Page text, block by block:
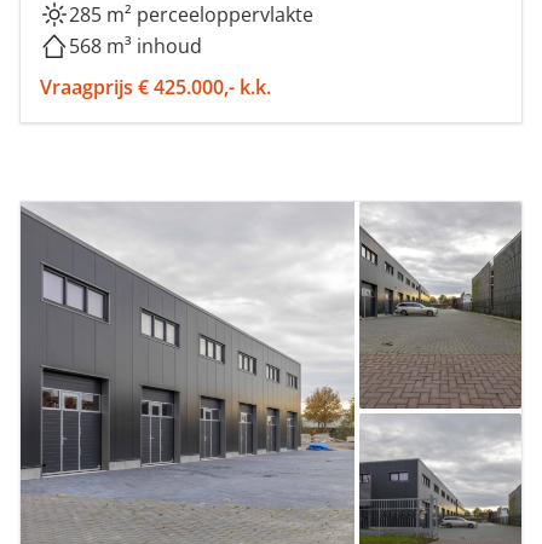
285 m² perceeloppervlakte
568 m³ inhoud
Vraagprijs € 425.000,- k.k.